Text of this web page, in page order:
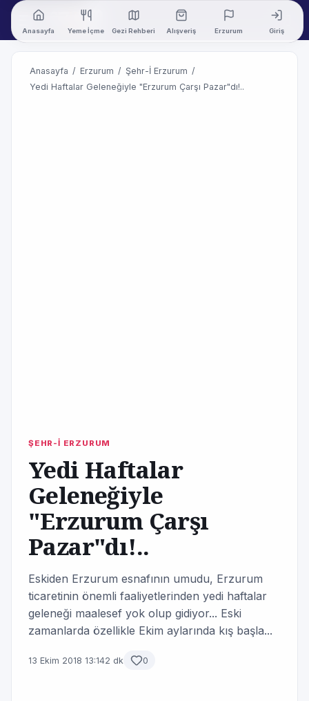
Anasayfa Yeme İçme Gezi Rehberi Alışveriş Erzurum Giriş
Anasayfa / Erzurum / Şehr-İ Erzurum /
Yedi Haftalar Geleneğiyle "Erzurum Çarşı Pazar"dı!..
ŞEHR-İ ERZURUM
Yedi Haftalar
Geleneğiyle
"Erzurum Çarşı
Pazar"dı!..
Eskiden Erzurum esnafının umudu, Erzurum
ticaretinin önemli faaliyetlerinden yedi haftalar
geleneği maalesef yok olup gidiyor... Eski
zamanlarda özellikle Ekim aylarında kış başla...
13 Ekim 2018 13:142 dk 0